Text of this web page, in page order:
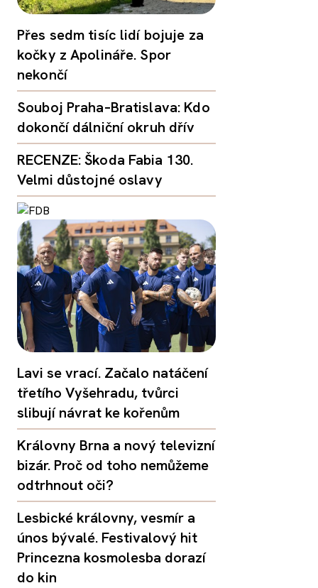
Přes sedm tisíc lidí bojuje za
kočky z Apolináře. Spor
nekončí
Souboj Praha–Bratislava: Kdo
dokončí dálniční okruh dřív
RECENZE: Škoda Fabia 130.
Velmi důstojné oslavy
Lavi se vrací. Začalo natáčení
třetího Vyšehradu, tvůrci
slibují návrat ke kořenům
Královny Brna a nový televizní
bizár. Proč od toho nemůžeme
odtrhnout oči?
Lesbické královny, vesmír a
únos bývalé. Festivalový hit
Princezna kosmolesba dorazí
do kin